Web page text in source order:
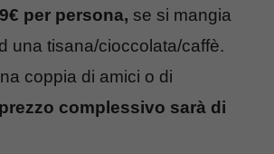
per persona, se si mangia
una tisana/cioccolata/caffè.
coppia di amici o di
prezzo complessivo sarà di